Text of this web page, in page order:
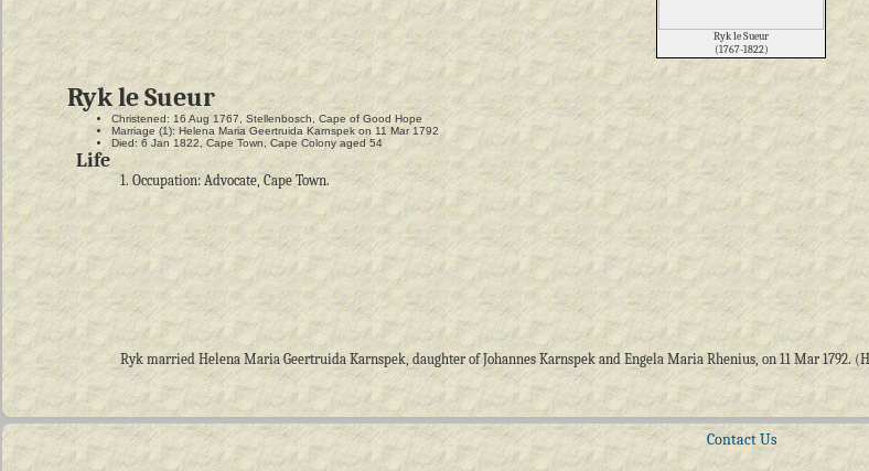
Ryk le Sueur
(1767-1822)
Ryk le Sueur
Christened: 16 Aug 1767, Stellenbosch, Cape of Good Hope
Marriage (1): Helena Maria Geertruida Karnspek on 11 Mar 1792
Died: 6 Jan 1822, Cape Town, Cape Colony aged 54
Life
1. Occupation: Advocate, Cape Town.
Ryk married Helena Maria Geertruida Karnspek, daughter of Johannes Karnspek and Engela Maria Rhenius, on 11 Mar 1792.
Contact Us